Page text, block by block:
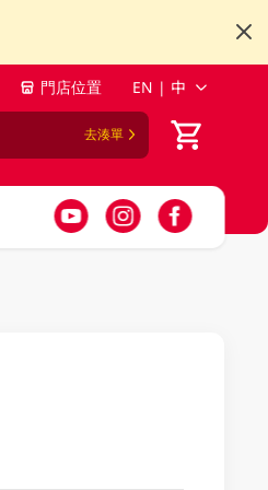
門店位置 EN | 中
去湊單